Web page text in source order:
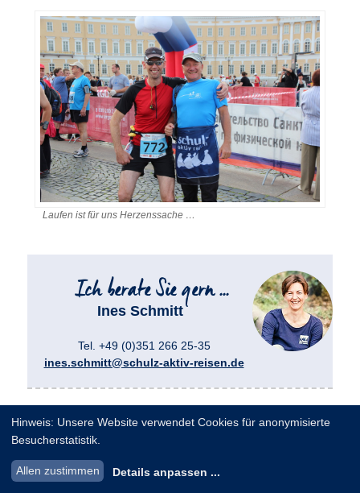
Laufen ist für uns Herzenssache …
Ines Schmitt
Tel. +49 (0)351 266 25-35
ines.schmitt@schulz-aktiv-reisen.de
Die Vätternrundan: einzigartiges
Raderlebnis im Juni
Hinweis: Unsere Website verwendet Cookies für anonymisierte
Besucherstatistik.
Allen zustimmen Details anpassen ...